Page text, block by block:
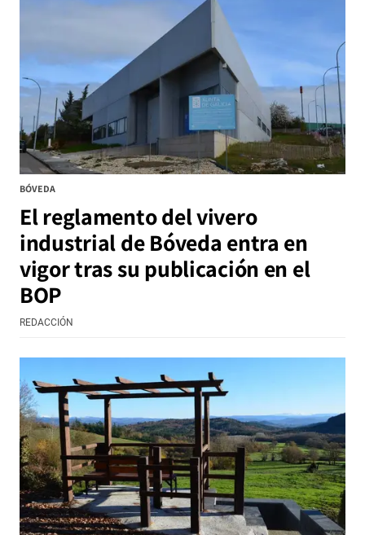
BÓVEDA
El reglamento del vivero
industrial de Bóveda entra en
vigor tras su publicación en el
BOP
REDACCIÓN